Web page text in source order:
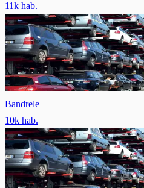
11k hab.
Bandrele
10k hab.